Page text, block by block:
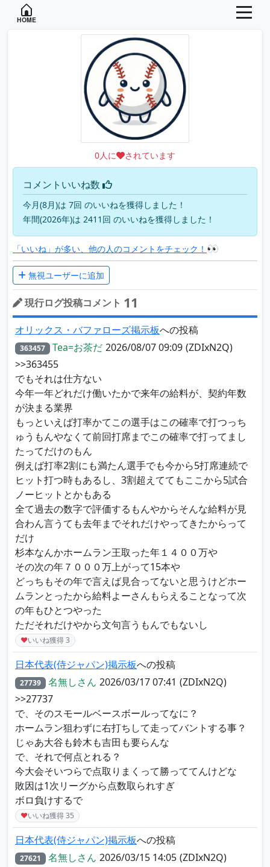
HOME
0人に されています
コメントいいね数
今月(8月)は 7回 のいいねを獲得しました！
年間(2026年)は 2411回 のいいねを獲得しました！
「いいね」が多い、他の人のコメントをチェック！ 👀
無視ユーザーに追加
現行ログ投稿コメント 11
オリックス・バファローズ掲示板への投稿
363457 Tea=お茶だ 2026/08/07 09:09 (ZDIxN2Q)
>>363455
でもそれは仕方ない
今年一年どれだけ働いたかで来年の給料が、契約年数
が決まる業界
もっといえば打率かてこの選手はこの確率で打つっち
ゅうもんやなくて前回打席までこの確率で打ってまし
たってだけのもん
例えば打率2割にも満たん選手でも今から5打席連続で
ヒット打つ時もあるし、3割超えててもここから5試合
ノーヒットとかもある
全て過去の数字で評価するもんやからそんな給料が見
合わん言うても去年までそれだけやってきたからって
だけ
杉本なんかホームラン王取った年１４００万や
その次の年７０００万上がって15本や
どっちもその年で言えば見合ってないと思うけどホー
ムランとったから給料よーさんもらえることなって次
の年もひとつやった
ただそれだけやから文句言うもんでもないし
♥いいね獲得3
日本代表(侍ジャパン)掲示板への投稿
27739 名無しさん 2026/03/17 07:41 (ZDIxN2Q)
>>27737
で、そのスモールベースボールってなに？
ホームラン狙わずに右打ちして走ってバントする事？
じゃあ大谷も鈴木も吉田も要らんな
で、それで何点とれる？
今大会そいつらで点取りまくって勝っててんけどな
敗因は1次リーグから点数取られすぎ
ボロ負けするで
♥いいね獲得35
日本代表(侍ジャパン)掲示板への投稿
27621 名無しさん 2026/03/15 14:05 (ZDIxN2Q)